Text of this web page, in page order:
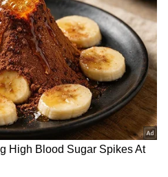
ರಾಯಲ್ಸ್, ಇಲ್ಲಿದೆ
ಡೇಟಾ: ಟೀಮ್
ಪದವಿ. ಹೊಸದಿಗಂತದ ಮೂಲಕ
ಕ್ರೀಡಾ ವರದಿಯಲ್ಲಿ ಹೆಚ್ಚು ಆಸಕ್ತಿ.
ವಿಷಯದಲ್ಲೂ ಪಳಗಿಸಿದೆ.
ಕೆಲಸ ಮಾಡಿದ್ದೇನೆ. ಓದು,
ಗುಜರಾತ್ ಟೈಟನ್ಸ್